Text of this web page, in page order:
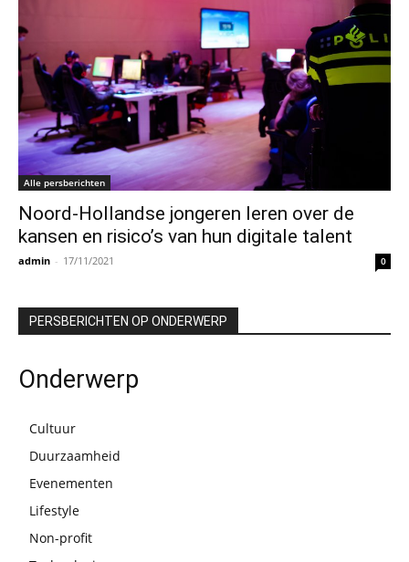
Alle persberichten
Noord-Hollandse jongeren leren over de
kansen en risico’s van hun digitale talent
admin - 17/11/2021 0
PERSBERICHTEN OP ONDERWERP
Onderwerp
Cultuur
Duurzaamheid
Evenementen
Lifestyle
Non-profit